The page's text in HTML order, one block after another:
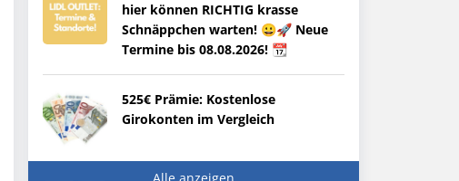
hier können RICHTIG krasse
Schnäppchen warten! 😀🚀 Neue
Termine bis 08.08.2026! 📆
525€ Prämie: Kostenlose
Girokonten im Vergleich